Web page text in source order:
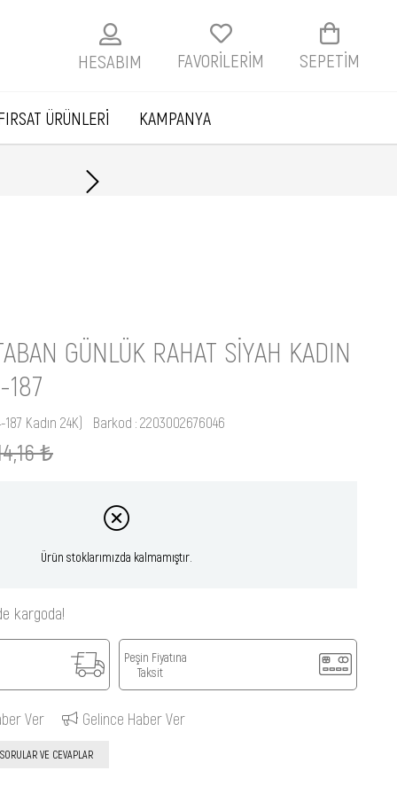
SEPETIM
FAVORİLERİM
HESABIM
ÜRÜNLERİ KAMPANYA
GÜNLÜK RAHAT SIYAH KADIN
187
Kadın 24K) Barkod : 2203002676046
₺
Ürün stoklarımızda kalmamıştır.
kargoda!
Peşin Fiyatına
Taksit
Ver Gelince Haber Ver
SORULAR VE CEVAPLAR